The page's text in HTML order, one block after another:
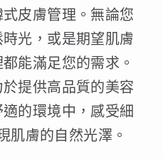
皮膚管理。無論您
光，或是期望肌膚
能滿足您的需求。
提供高品質的美容
的環境中，感受細
肌膚的自然光澤。